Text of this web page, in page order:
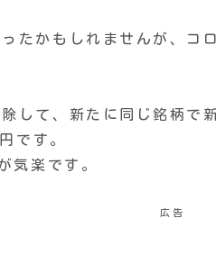
たかもしれませんが、コ
して、新たに同じ銘柄で
です。
気楽です。
広告